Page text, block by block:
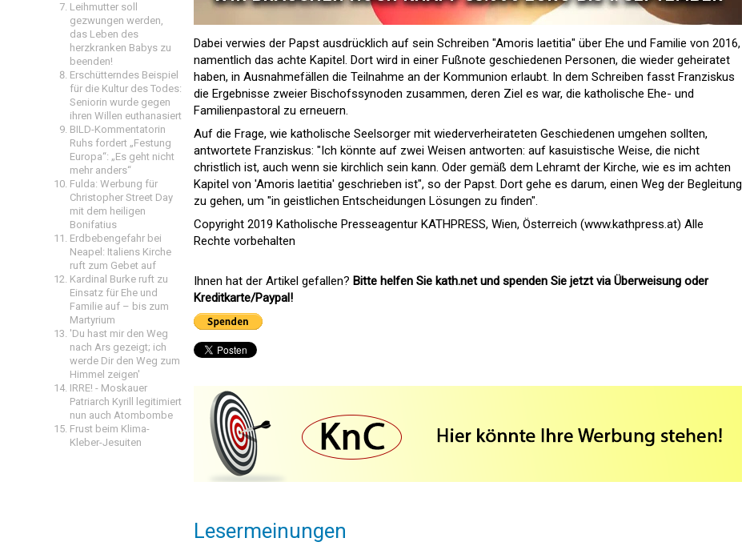
Leihmutter soll
gezwungen werden,
das Leben des
herzkranken Babys zu
beenden!
Erschütterndes Beispiel
für die Kultur des Todes:
Seniorin wurde gegen
ihren Willen euthanasiert
BILD-Kommentatorin
Ruhs fordert „Festung
Europa“: „Es geht nicht
mehr anders“
Fulda: Werbung für
Christopher Street Day
mit dem heiligen
Bonifatius
Erdbebengefahr bei
Neapel: Italiens Kirche
ruft zum Gebet auf
Kardinal Burke ruft zu
Einsatz für Ehe und
Familie auf – bis zum
Martyrium
'Du hast mir den Weg
nach Ars gezeigt; ich
werde Dir den Weg zum
Himmel zeigen'
IRRE! - Moskauer
Patriarch Kyrill legitimiert
nun auch Atombombe
Frust beim Klima-
Kleber-Jesuiten
Dabei verwies der Papst ausdrücklich auf sein Schreiben "Amoris laetitia" über Ehe und Familie von 2016,
namentlich das achte Kapitel. Dort wird in einer Fußnote geschiedenen Personen, die wieder geheiratet
haben, in Ausnahmefällen die Teilnahme an der Kommunion erlaubt. In dem Schreiben fasst Franziskus
die Ergebnisse zweier Bischofssynoden zusammen, deren Ziel es war, die katholische Ehe- und
Familienpastoral zu erneuern.
Auf die Frage, wie katholische Seelsorger mit wiederverheirateten Geschiedenen umgehen sollten,
antwortete Franziskus: "Ich könnte auf zwei Weisen antworten: auf kasuistische Weise, die nicht
christlich ist, auch wenn sie kirchlich sein kann. Oder gemäß dem Lehramt der Kirche, wie es im achten
Kapitel von 'Amoris laetitia' geschrieben ist", so der Papst. Dort gehe es darum, einen Weg der Begleitung
zu gehen, um "in geistlichen Entscheidungen Lösungen zu finden".
Copyright 2019 Katholische Presseagentur KATHPRESS, Wien, Österreich (www.kathpress.at) Alle
Rechte vorbehalten
Ihnen hat der Artikel gefallen? Bitte helfen Sie kath.net und spenden Sie jetzt via Überweisung oder
Kreditkarte/Paypal!
Lesermeinungen